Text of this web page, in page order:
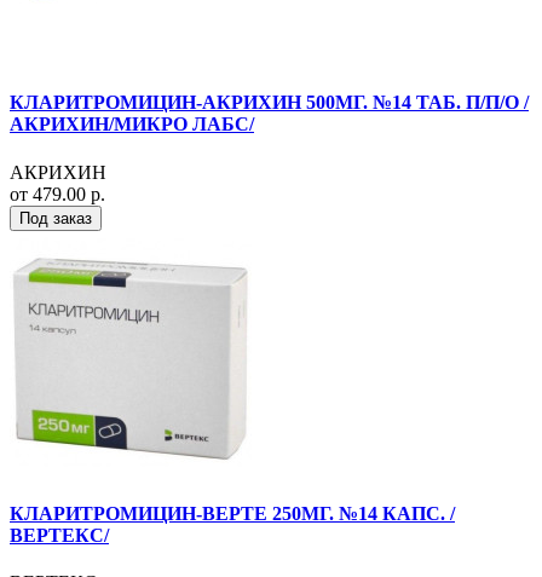
КЛАРИТРОМИЦИН-АКРИХИН 500МГ. №14 ТАБ. П/П/О /
АКРИХИН/МИКРО ЛАБС/
АКРИХИН
от 479.00 р.
Под заказ
КЛАРИТРОМИЦИН-ВЕРТЕ 250МГ. №14 КАПС. /
ВЕРТЕКС/